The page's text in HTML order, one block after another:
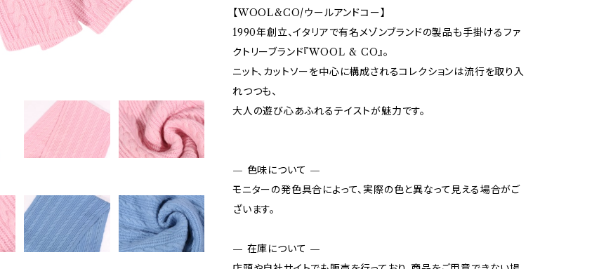
【WOOL&CO/ウールアンドコー】
1990年創立、イタリアで有名メゾンブランドの製品も手掛けるファ
クトリーブランド『WOOL & CO』。
ニット、カットソーを中心に構成されるコレクションは流行を取り入
れつつも、
大人の遊び心あふれるテイストが魅力です。
— 色味について —
モニターの発色具合によって、実際の色と異なって見える場合がご
ざいます。
— 在庫について —